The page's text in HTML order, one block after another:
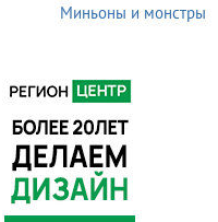
Миньоны и монстры